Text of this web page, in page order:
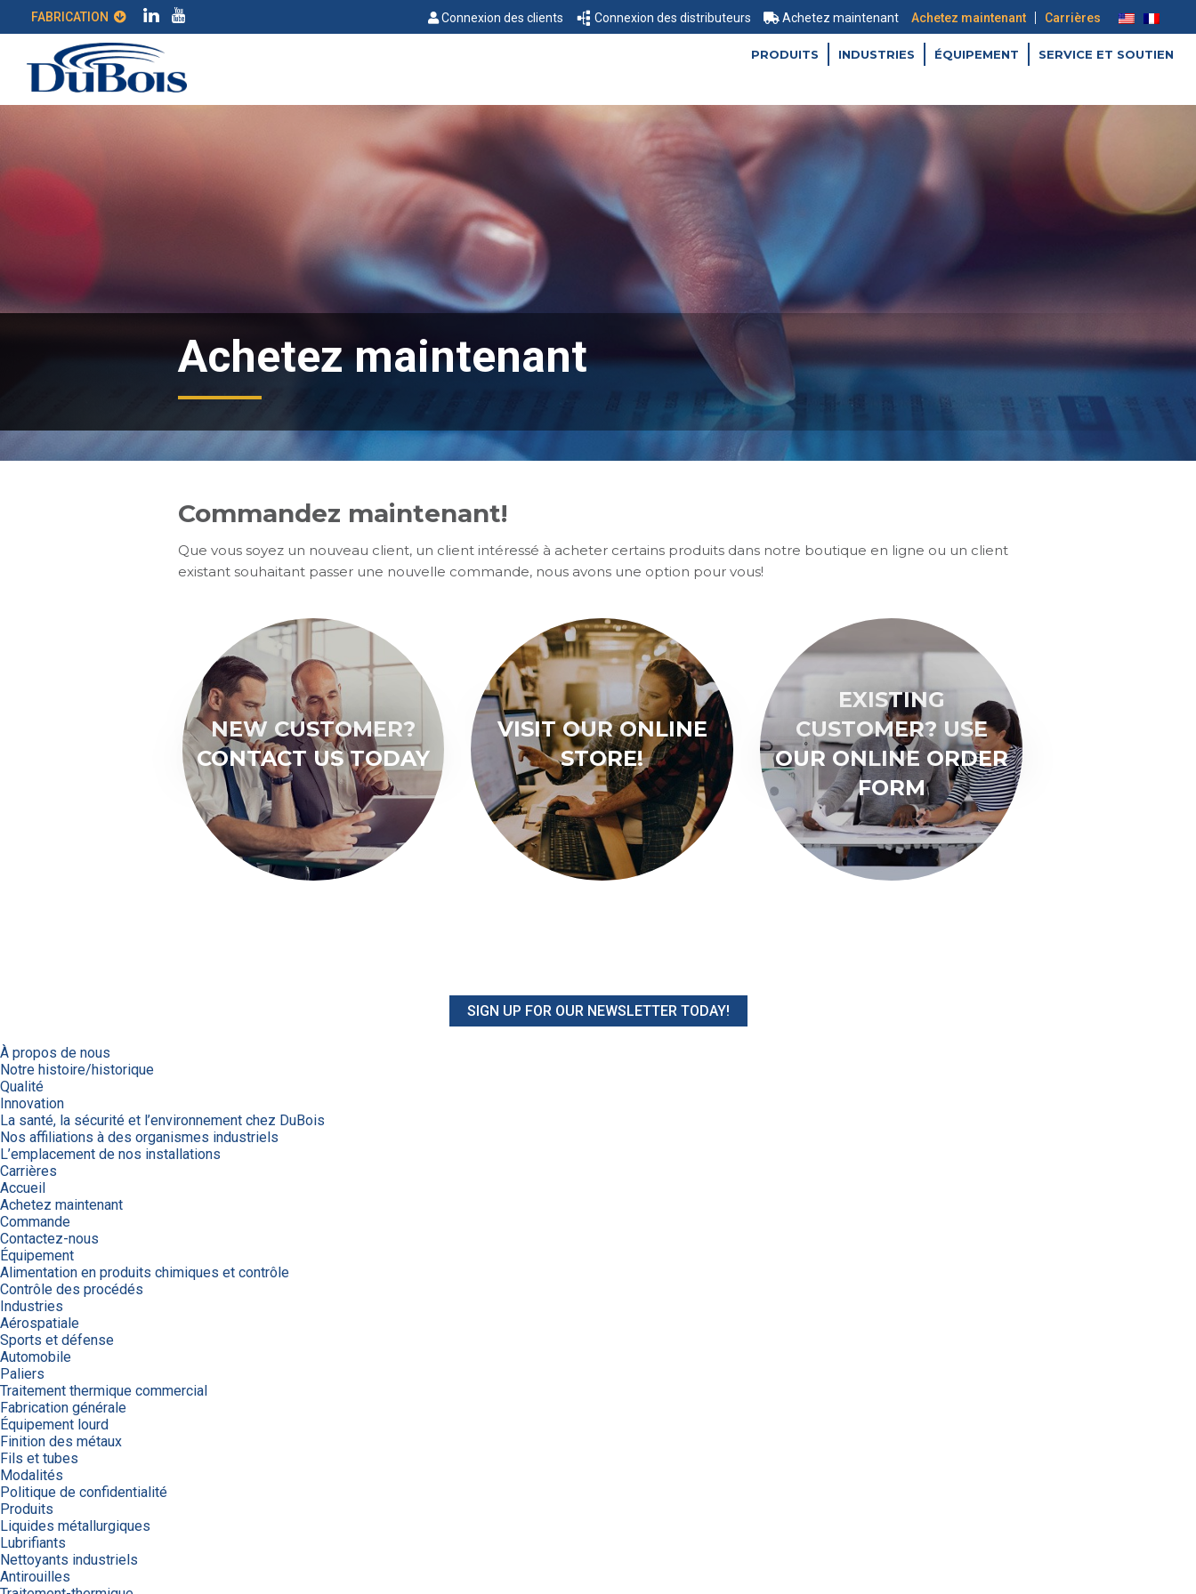
Connexion des clients Connexion des distributeurs Achetez maintenant Achetez maintenant | Carrières
PRODUITS INDUSTRIES ÉQUIPEMENT SERVICE ET SOUTIEN
Achetez maintenant
Commandez maintenant!
Que vous soyez un nouveau client, un client intéressé à acheter certains produits dans notre boutique en ligne ou un client
existant souhaitant passer une nouvelle commande, nous avons une option pour vous!
NEW CUSTOMER?
CONTACT US TODAY
VISIT OUR ONLINE
STORE!
EXISTING
CUSTOMER? USE
OUR ONLINE ORDER
FORM
SIGN UP FOR OUR NEWSLETTER TODAY!
À propos de nous
Notre histoire/historique
Qualité
Innovation
La santé, la sécurité et l’environnement chez DuBois
Nos affiliations à des organismes industriels
L’emplacement de nos installations
Carrières
Accueil
Achetez maintenant
Commande
Contactez-nous
Équipement
Alimentation en produits chimiques et contrôle
Contrôle des procédés
Industries
Aérospatiale
Sports et défense
Automobile
Paliers
Traitement thermique commercial
Fabrication générale
Équipement lourd
Finition des métaux
Fils et tubes
Modalités
Politique de confidentialité
Produits
Liquides métallurgiques
Lubrifiants
Nettoyants industriels
Antirouilles